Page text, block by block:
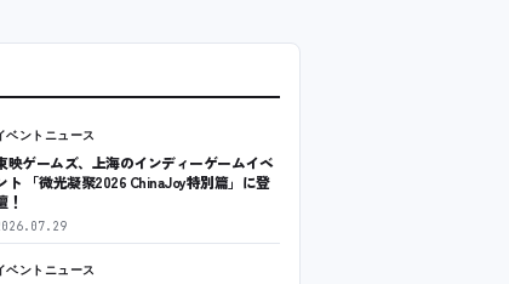
ベントニュース
映ゲームズ、上海のインディーゲームイベ
ト 「微光凝聚2026 ChinaJoy特別篇」に登
！
ベントニュース